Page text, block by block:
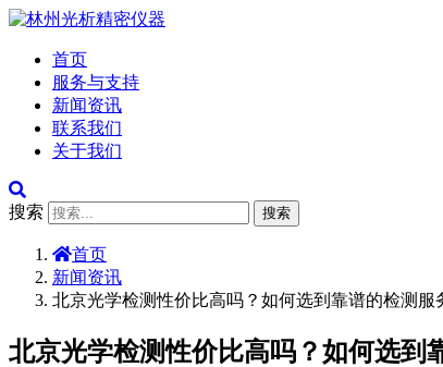
首页
服务与支持
新闻资讯
联系我们
关于我们
搜索 搜索
首页
新闻资讯
北京光学检测性价比高吗？如何选到靠谱的检测服
北京光学检测性价比高吗？如何选到